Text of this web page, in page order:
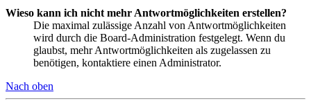
Wieso kann ich nicht mehr Antwortmöglichkeiten erstellen?
Die maximal zulässige Anzahl von Antwortmöglichkeiten
wird durch die Board-Administration festgelegt. Wenn du
glaubst, mehr Antwortmöglichkeiten als zugelassen zu
benötigen, kontaktiere einen Administrator.
Nach oben